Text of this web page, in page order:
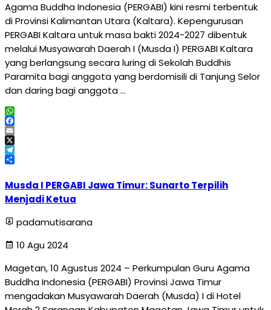
Agama Buddha Indonesia (PERGABI) kini resmi terbentuk
di Provinsi Kalimantan Utara (Kaltara). Kepengurusan
PERGABI Kaltara untuk masa bakti 2024-2027 dibentuk
melalui Musyawarah Daerah I (Musda I) PERGABI Kaltara
yang berlangsung secara luring di Sekolah Buddhis
Paramita bagi anggota yang berdomisili di Tanjung Selor
dan daring bagi anggota …
WhatsApp
Facebook
Email
X
Telegram
Musda I PERGABI Jawa Timur: Sunarto Terpilih
Menjadi Ketua
padamutisarana
10 Agu 2024
Magetan, 10 Agustus 2024 – Perkumpulan Guru Agama
Buddha Indonesia (PERGABI) Provinsi Jawa Timur
mengadakan Musyawarah Daerah (Musda) I di Hotel